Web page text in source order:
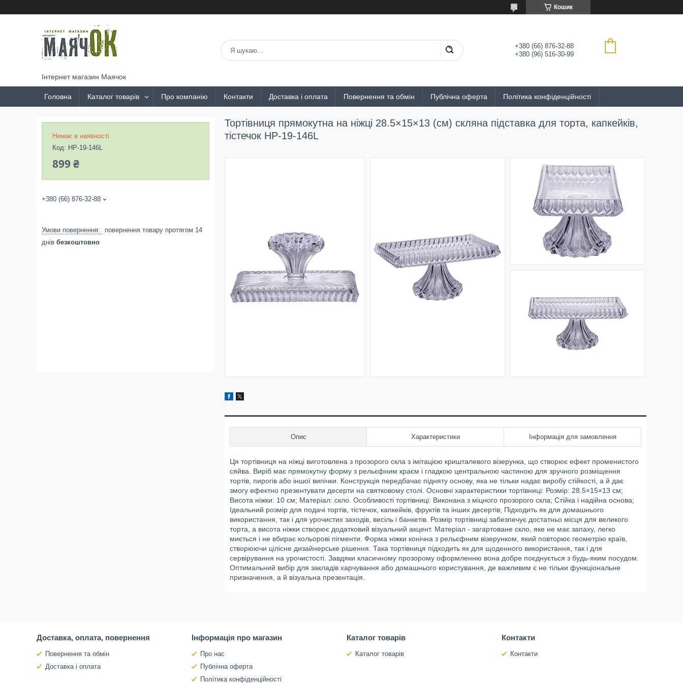
Кошик
Інтернет магазин Маячок
+380 (66) 876-32-88
+380 (96) 516-30-99
Головна Каталог товарів Про компанію Контакти Доставка і оплата Повернення та обмін Публічна оферта Політика конфіденційності
Тортівниця прямокутна на ніжці 28.5×15×13 (см) скляна підставка для торта, капкейків,
тістечок HP-19-146L
Опис Характеристики Інформація для замовлення
Ця тортівниця на ніжці виготовлена з прозорого скла з імітацією кришталевого візерунка, що створює ефект променистого
сяйва. Виріб має прямокутну форму з рельєфним краєм і гладкою центральною частиною для зручного розміщення
тортів, пирогів або іншої випічки. Конструкція передбачає підняту основу, яка не тільки надає виробу стійкості, а й дає
змогу ефектно презентувати десерти на святковому столі. Основні характеристики тортівниці: Розмір: 28.5×15×13 см;
Висота ніжки: 10 см; Матеріал: скло. Особливості тортівниці: Виконана з міцного прозорого скла; Стійка і надійна основа;
Ідеальний розмір для подачі тортів, тістечок, капкейків, фруктів та інших десертів; Підходить як для домашнього
використання, так і для урочистих заходів, весіль і банкетів. Розмір тортівниці забезпечує достатньо місця для великого
торта, а висота ніжки створює додатковий візуальний акцент. Матеріал - загартоване скло, яке не має запаху, легко
миється і не вбирає кольорові пігменти. Форма ніжки конічна з рельєфним візерунком, який повторює геометрію країв,
створюючи цілісне дизайнерське рішення. Така тортівниця підходить як для щоденного використання, так і для
сервірування на урочистості. Завдяки класичному прозорому оформленню вона добре поєднується з будь-яким посудом.
Оптимальний вибір для закладів харчування або домашнього користування, де важливим є не тільки функціональне
призначення, а й візуальна презентація.
Немає в наявності
Код: HP-19-146L
899 ₴
+380 (66) 876-32-88
повернення товару протягом 14
днів безкоштовно
Доставка, оплата, повернення
Повернення та обмін
Доставка і оплата
Інформація про магазин
Про нас
Публічна оферта
Політика конфіденційності
Каталог товарів
Каталог товарів
Контакти
Контакти